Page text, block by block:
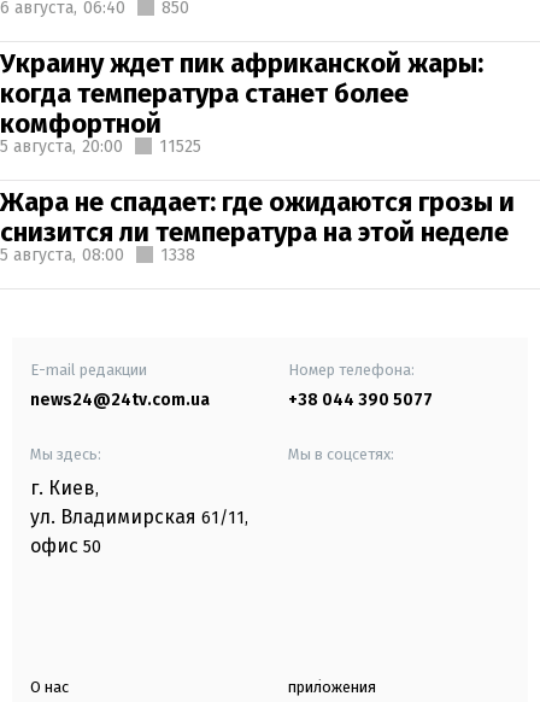
6 августа, 06:40 850
Украину ждет пик африканской жары:
когда температура станет более
комфортной
5 августа, 20:00 11525
Жара не спадает: где ожидаются грозы и
снизится ли температура на этой неделе
5 августа, 08:00 1338
E-mail редакции
news24@24tv.com.ua
Номер телефона:
+38 044 390 5077
Мы здесь:
г. Киев,
ул. Владимирская 61/11,
офис 50
Мы в соцсетях:
О нас приложения